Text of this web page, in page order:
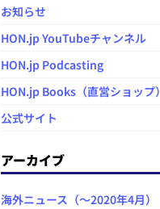
お知らせ
HON.jp YouTubeチャンネル
HON.jp Podcasting
HON.jp Books（直営ショップ）
公式サイト
アーカイブ
海外ニュース（～2020年4月）